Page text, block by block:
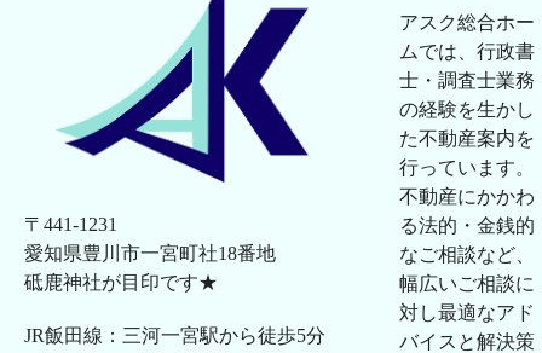
〒441-1231
愛知県豊川市一宮町社18番地
砥鹿神社が目印です★
JR飯田線：三河一宮駅から徒歩5分
アスク総合ホー
ムでは、行政書
士・調査士業務
の経験を生かし
た不動産案内を
行っています。
不動産にかかわ
る法的・金銭的
なご相談など、
幅広いご相談に
対し最適なアド
バイスと解決策